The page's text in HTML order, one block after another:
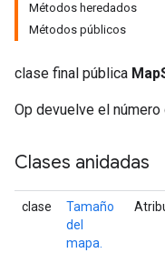
Métodos heredados
Métodos públicos
clase final pública
Op devuelve el
Clases anidadas
clase
Tamaño
del
mapa.